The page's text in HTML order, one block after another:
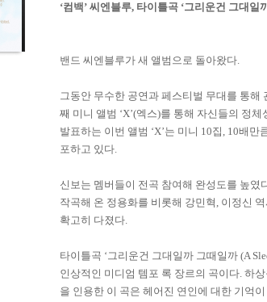
‘컴백’ 씨엔블루, 타이틀곡 ‘그리운건 그대일
밴드 씨엔블루가 새 앨범으로 돌아왔다.
그동안 무수한 공연과 페스티벌 무대를 통해
째 미니 앨범 ‘X’(엑스)를 통해 자신들의 정체
발표하는 이번 앨범 ‘X’는 미니 10집 , 10배만
포하고 있다.
신보는 멤버들이 전곡 참여해 완성도를 높였
작곡해 온 정용화를 비롯해 강민혁 , 이정신
확고히 다졌다.
타이틀곡 ‘그리운건 그대일까 그때일까 (A
인상적인 미디엄 템포 록 장르의 곡이다. 하상
을 인용한 이 곡은 헤어진 연인에 대한 기억